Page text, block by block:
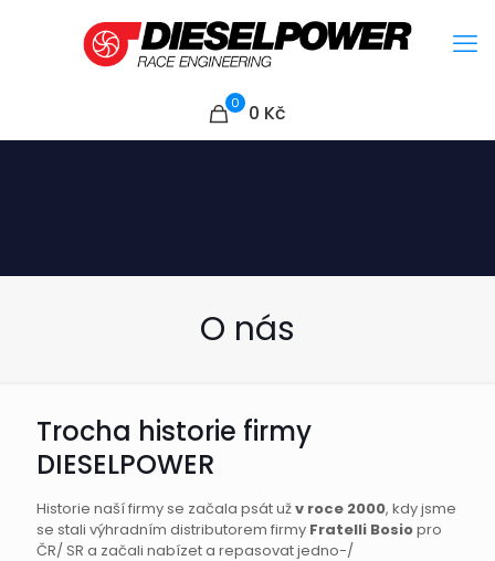
0 0 Kč
O nás
Trocha historie firmy
DIESELPOWER
Historie naší firmy se začala psát užv roce 2000, kdy jsme
se stali výhradním distributorem firmy Fratelli Bosiopro
ČR/ SR a začali nabízet a repasovat jedno-/